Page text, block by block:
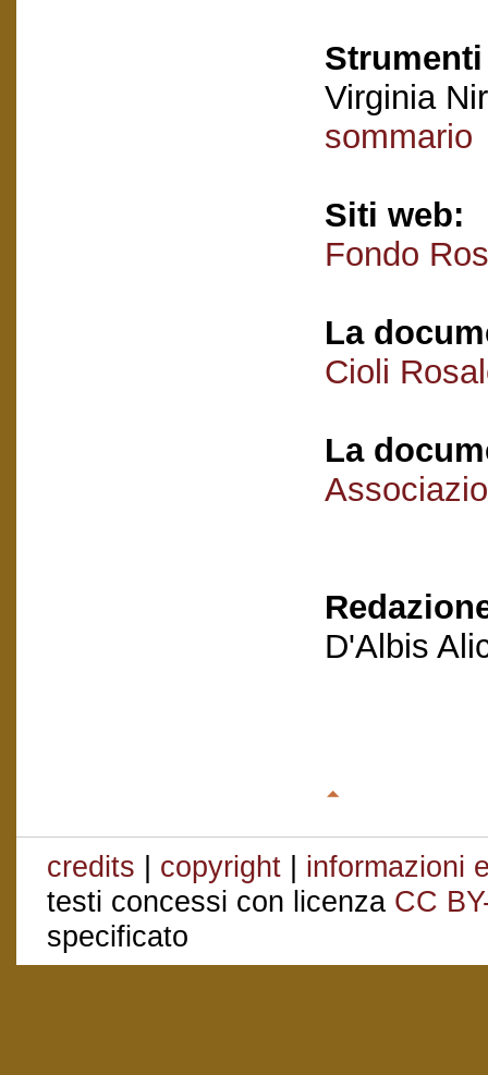
Virginia
sommario
Siti web:
Fondo
La
Cioli
La
D'Albis
credits | copyright | informazioni
testi concessi con licenza CC
specificato